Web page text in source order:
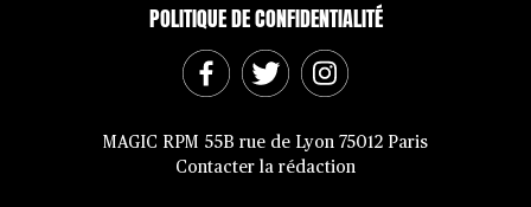
POLITIQUE DE CONFIDENTIALITÉ
MAGIC RPM 55B rue de Lyon 75012 Paris
Contacter la rédaction